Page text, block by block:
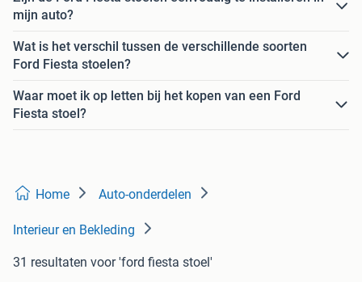
mijn auto?
Wat is het verschil tussen de verschillende soorten
Ford Fiesta stoelen?
Waar moet ik op letten bij het kopen van een Ford
Fiesta stoel?
Home Auto-onderdelen
Interieur en Bekleding
31 resultaten voor 'ford fiesta stoel'